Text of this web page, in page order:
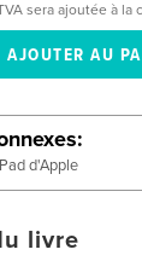
sera ajoutée à la
d'Apple
livre